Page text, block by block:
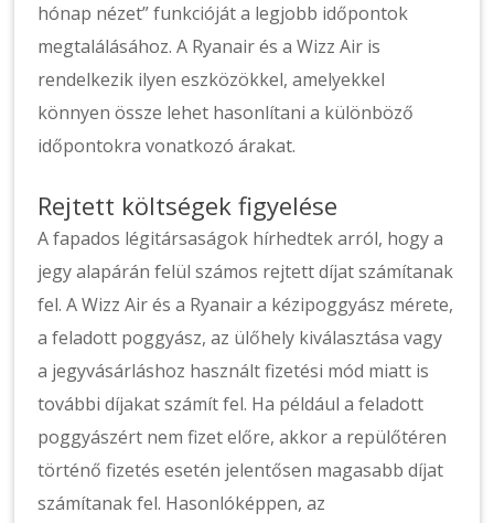
hónap nézet” funkcióját a legjobb időpontok
megtalálásához. A Ryanair és a Wizz Air is
rendelkezik ilyen eszközökkel, amelyekkel
könnyen össze lehet hasonlítani a különböző
időpontokra vonatkozó árakat.
Rejtett költségek figyelése
A fapados légitársaságok hírhedtek arról, hogy a
jegy alapárán felül számos rejtett díjat számítanak
fel. A Wizz Air és a Ryanair a kézipoggyász mérete,
a feladott poggyász, az ülőhely kiválasztása vagy
a jegyvásárláshoz használt fizetési mód miatt is
további díjakat számít fel. Ha például a feladott
poggyászért nem fizet előre, akkor a repülőtéren
történő fizetés esetén jelentősen magasabb díjat
számítanak fel. Hasonlóképpen, az